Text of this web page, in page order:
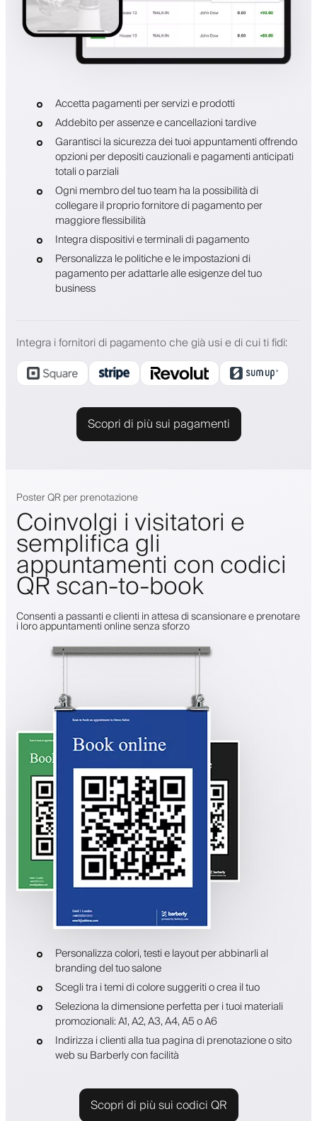
Accetta pagamenti per servizi e prodotti
Addebito per assenze e cancellazioni tardive
Garantisci la sicurezza dei tuoi appuntamenti offrendo
opzioni per depositi cauzionali e pagamenti anticipati
totali o parziali
Ogni membro del tuo team ha la possibilità di
collegare il proprio fornitore di pagamento per
maggiore flessibilità
Integra dispositivi e terminali di pagamento
Personalizza le politiche e le impostazioni di
pagamento per adattarle alle esigenze del tuo
business
Integra i fornitori di pagamento che già usi e di cui ti fidi:
Scopri di più sui pagamenti
Poster QR per prenotazione
Coinvolgi i visitatori e
semplifica gli
appuntamenti con codici
QR scan-to-book
Consenti a passanti e clienti in attesa di scansionare e prenotare
i loro appuntamenti online senza sforzo
Personalizza colori, testi e layout per abbinarli al
branding del tuo salone
Scegli tra i temi di colore suggeriti o crea il tuo
Seleziona la dimensione perfetta per i tuoi materiali
promozionali: A1, A2, A3, A4, A5 o A6
Indirizza i clienti alla tua pagina di prenotazione o sito
web su Barberly con facilità
Scopri di più sui codici QR